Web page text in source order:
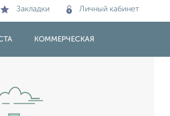
Закладки Личный кабинет
КОММЕРЧЕСКАЯ